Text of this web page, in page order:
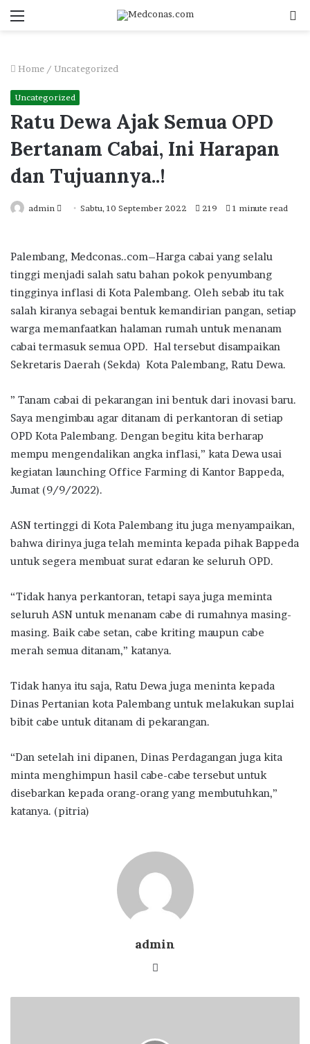
Menu
Home / Uncategorized
Uncategorized
Ratu Dewa Ajak Semua OPD
Bertanam Cabai, Ini Harapan
dan Tujuannya..!
admin
SendSabtu, 10 September 2022 219 1 minute read
Palembang, Medconas..com–Harga cabai yang selalu
tinggi menjadi salah satu bahan pokok penyumbang
tingginya inflasi di Kota Palembang. Oleh sebab itu tak
salah kiranya sebagai bentuk kemandirian pangan, setiap
warga memanfaatkan halaman rumah untuk menanam
cabai termasuk semua OPD. Hal tersebut disampaikan
Sekretaris Daerah (Sekda) Kota Palembang, Ratu Dewa.
” Tanam cabai di pekarangan ini bentuk dari inovasi baru.
Saya mengimbau agar ditanam di perkantoran di setiap
OPD Kota Palembang. Dengan begitu kita berharap
mempu mengendalikan angka inflasi,” kata Dewa usai
kegiatan launching Office Farming di Kantor Bappeda,
Jumat (9/9/2022).
ASN tertinggi di Kota Palembang itu juga menyampaikan,
bahwa dirinya juga telah meminta kepada pihak Bappeda
untuk segera membuat surat edaran ke seluruh OPD.
“Tidak hanya perkantoran, tetapi saya juga meminta
seluruh ASN untuk menanam cabe di rumahnya masing-
masing. Baik cabe setan, cabe kriting maupun cabe
merah semua ditanam,” katanya.
Tidak hanya itu saja, Ratu Dewa juga meninta kepada
Dinas Pertanian kota Palembang untuk melakukan suplai
bibit cabe untuk ditanam di pekarangan.
“Dan setelah ini dipanen, Dinas Perdagangan juga kita
minta menghimpun hasil cabe-cabe tersebut untuk
disebarkan kepada orang-orang yang membutuhkan,”
katanya. (pitria)
admin
Website